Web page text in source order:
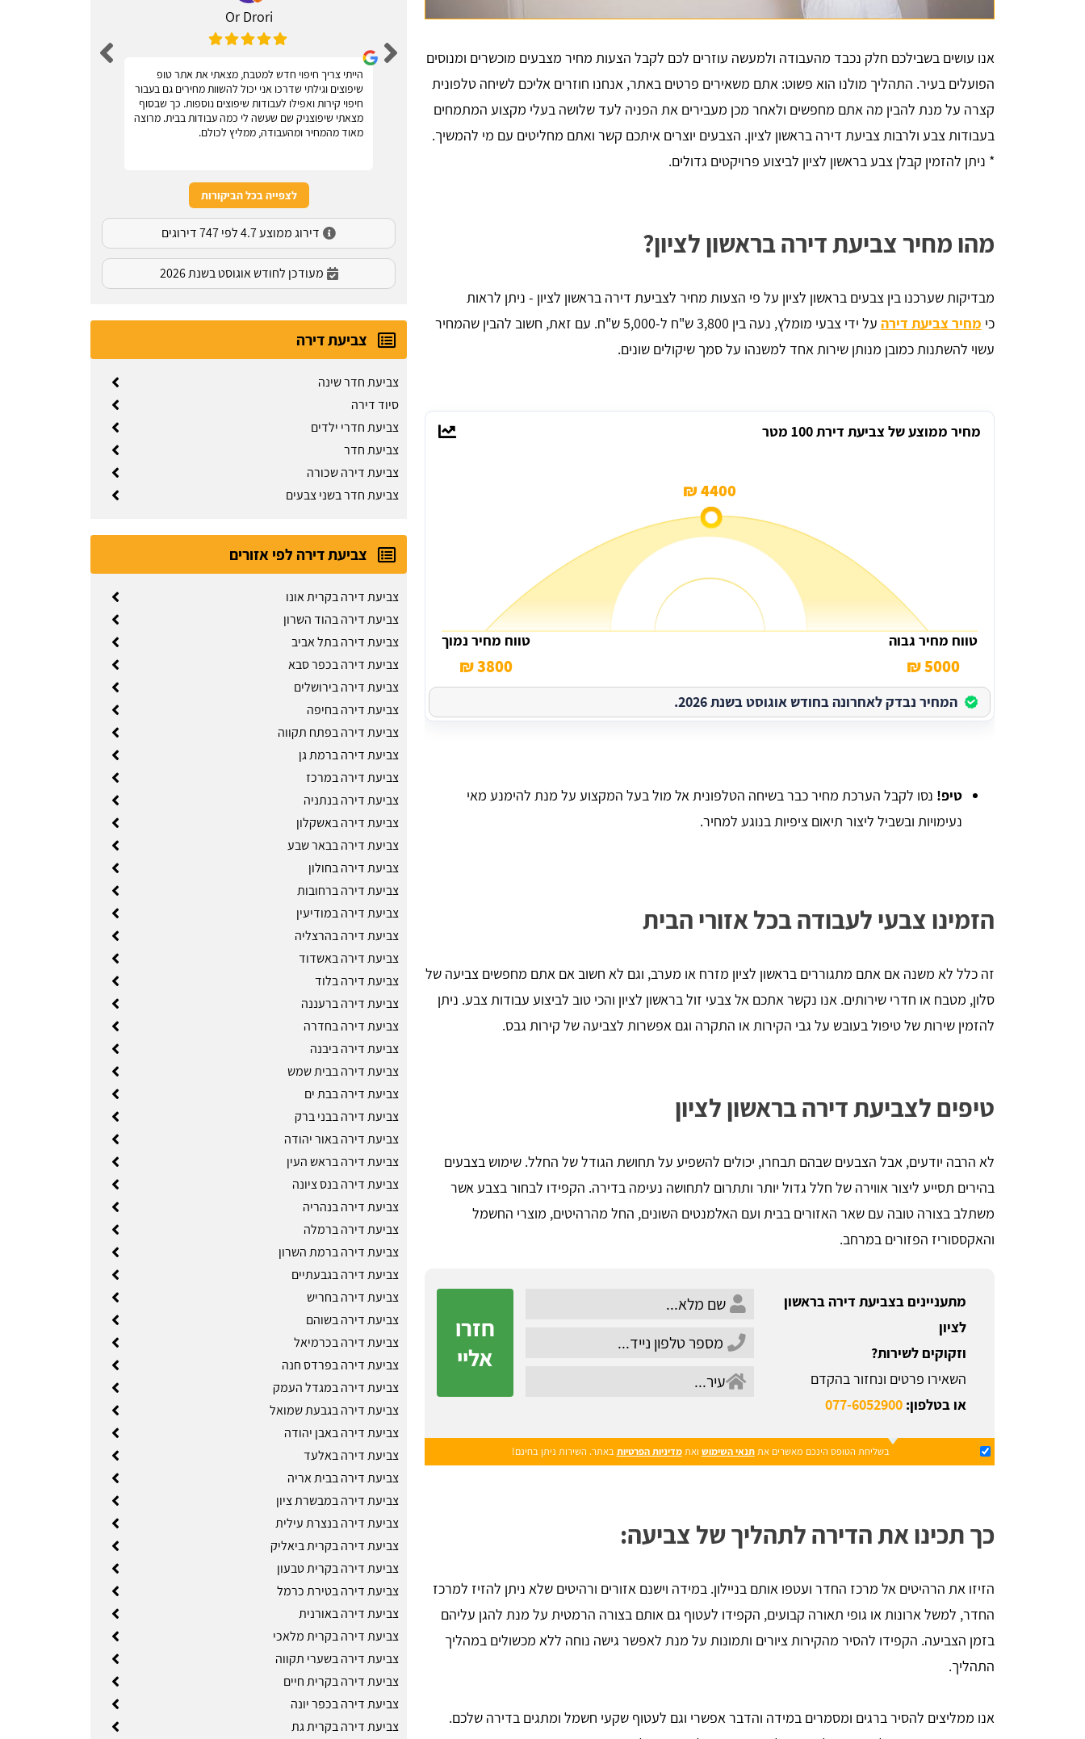
אנו עושים בשבילכם חלק נכבד מהעבודה ולמעשה עוזרים לכם לקבל הצעות מחיר מצבעים מוכשרים ומנוסים
הפועלים בעיר. התהליך מולנו הוא פשוט: אתם משאירים פרטים באתר, אנחנו חוזרים אליכם לשיחה טלפונית
קצרה על מנת להבין מה אתם מחפשים ולאחר מכן מעבירים את הפניה לעד שלושה בעלי מקצוע המתמחים
בעבודות צבע ולרבות צביעת דירה בראשון לציון. הצבעים יוצרים איתכם קשר ואתם מחליטים עם מי להמשיך.
* ניתן להזמין קבלן צבע בראשון לציון לביצוע פרויקטים גדולים.
מהו מחיר צביעת דירה בראשון לציון?
מבדיקות שערכנו בין צבעים בראשון לציון על פי הצעות מחיר לצביעת דירה בראשון לציון - ניתן לראות
כי מחיר צביעת דירה
על ידי צבעי מומלץ, נעה בין 3,800 ש"ח ל-5,000 ש"ח. עם זאת, חשוב להבין שהמחיר
עשוי להשתנות כמובן מנותן שירות אחד למשנהו על סמך שיקולים שונים.
מחיר ממוצע של צביעת דירת 100 מטר
4400 ₪
טווח מחיר גבוה
5000 ₪
טווח מחיר נמוך
3800 ₪
המחיר נבדק לאחרונה בחודש אוגוסט בשנת 2026.
טיפ! נסו לקבל הערכת מחיר כבר בשיחה הטלפונית אל מול בעל המקצוע על מנת להימנע מאי
נעימויות ובשביל ליצור תיאום ציפיות בנוגע למחיר.
הזמינו צבעי לעבודה בכל אזורי הבית
זה כלל לא משנה אם אתם מתגוררים בראשון לציון מזרח או מערב, וגם לא חשוב אם אתם מחפשים צביעה של
סלון, מטבח או חדרי שירותים. אנו נקשר אתכם אל צבעי זול בראשון לציון והכי טוב לביצוע עבודות צבע. ניתן
להזמין שירות של טיפול בעובש על גבי הקירות או התקרה וגם אפשרות לצביעה של קירות גבס.
טיפים לצביעת דירה בראשון לציון
לא הרבה יודעים, אבל הצבעים שבהם תבחרו, יכולים להשפיע על תחושת הגודל של החלל. שימוש בצבעים
בהירים תסייע ליצור אווירה של חלל גדול יותר ותתרום לתחושה נעימה בדירה. הקפידו לבחור בצבע אשר
משתלב בצורה טובה עם שאר האזורים בבית ועם האלמנטים השונים, החל מהרהיטים, מוצרי החשמל
והאקססוריז הפזורים במרחב.
מתעניינים בצביעת דירה בראשון
לציון
וזקוקים לשירות?
השאירו פרטים ונחזור בהקדם
או בטלפון: 077-6052900
חזרו
אליי
בשליחת הטופס הינכם מאשרים אתתנאי השימוש ואתמדיניות הפרטיותבאתר. השירות ניתן בחינם!
כך תכינו את הדירה לתהליך של צביעה:
הזיזו את הרהיטים אל מרכז החדר ועטפו אותם בניילון. במידה וישנם אזורים ורהיטים שלא ניתן להזיז למרכז
החדר, למשל ארונות או גופי תאורה קבועים, הקפידו לעטוף גם אותם בצורה הרמטית על מנת להגן עליהם
בזמן הצביעה. הקפידו להסיר מהקירות ציורים ותמונות על מנת לאפשר גישה נוחה ללא מכשולים במהליך
התהליך.
אנו ממליצים להסיר ברגים ומסמרים במידה והדבר אפשרי וגם לעטוף שקעי חשמל ומתגים בדירה שלכם.
Or Drori
הייתי צריך חיפוי חדש למטבח, מצאתי את אתר טופ
שיפוצים וגילתי שדרכו אני יכול להשוות מחירים גם בעבור
חיפוי קירות ואפילו לעבודות שיפוצים נוספות. כך שבסוף
מצאתי שיפוצניק שם שעשה לי כמה עבודות בבית. מרוצה
מאוד מהמחיר ומהעבודה, ממליץ לכולם.
דור קדם
קיבלתי 3 הצעות מחיר מבעלי מקצוע שונים. בחרתי
בהצעה שהכי נראתה לי ויצאנו לדרך. התוצאות מעולות.
סופר מקצועיים . מומלץ בחום !!
יניב לורן
דקות סופרות. אדיבות ברמה אחרת, הסבירו לי
הצעות מחיר למטרת השיפוץ והלוואי ואצליח
למצוא את קבלן השיפוצים שאני צריך, תודה -
לצפייה בכל הביקורות
דירוג ממוצע 4.7 לפי 747 דירוגים
מעודכן לחודש אוגוסט בשנת 2026
צביעת דירה
צביעת חדר שינה
סיוד דירה
צביעת חדרי ילדים
צביעת חדר
צביעת דירה שכורה
צביעת חדר בשני צבעים
צביעת דירה לפי אזורים
צביעת דירה בקרית אונו
צביעת דירה בהוד השרון
צביעת דירה בתל אביב
צביעת דירה בכפר סבא
צביעת דירה בירושלים
צביעת דירה בחיפה
צביעת דירה בפתח תקווה
צביעת דירה ברמת גן
צביעת דירה במרכז
צביעת דירה בנתניה
צביעת דירה באשקלון
צביעת דירה בבאר שבע
צביעת דירה בחולון
צביעת דירה ברחובות
צביעת דירה במודיעין
צביעת דירה בהרצליה
צביעת דירה באשדוד
צביעת דירה בלוד
צביעת דירה ברעננה
צביעת דירה בחדרה
צביעת דירה ביבנה
צביעת דירה בבית שמש
צביעת דירה בבת ים
צביעת דירה בבני ברק
צביעת דירה באור יהודה
צביעת דירה בראש העין
צביעת דירה בנס ציונה
צביעת דירה בנהריה
צביעת דירה ברמלה
צביעת דירה ברמת השרון
צביעת דירה בגבעתיים
צביעת דירה בחריש
צביעת דירה בשוהם
צביעת דירה בכרמיאל
צביעת דירה בפרדס חנה
צביעת דירה במגדל העמק
צביעת דירה בגבעת שמואל
צביעת דירה באבן יהודה
צביעת דירה באלעד
צביעת דירה בבית אריה
צביעת דירה במבשרת ציון
צביעת דירה בנצרת עילית
צביעת דירה בקרית ביאליק
צביעת דירה בקרית טבעון
צביעת דירה בטירת כרמל
צביעת דירה באורנית
צביעת דירה בקרית מלאכי
צביעת דירה בשערי תקווה
צביעת דירה בקרית חיים
צביעת דירה בכפר יונה
צביעת דירה בקרית גת